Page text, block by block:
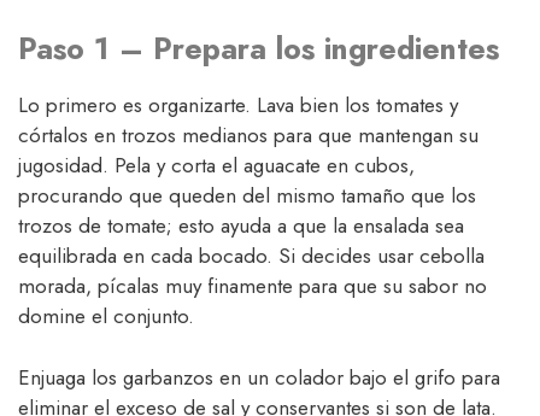
Paso 1 – Prepara los ingredientes
Lo primero es organizarte. Lava bien los tomates y
córtalos en trozos medianos para que mantengan su
jugosidad. Pela y corta el aguacate en cubos,
procurando que queden del mismo tamaño que los
trozos de tomate; esto ayuda a que la ensalada sea
equilibrada en cada bocado. Si decides usar cebolla
morada, pícalas muy finamente para que su sabor no
domine el conjunto.
Enjuaga los garbanzos en un colador bajo el grifo para
eliminar el exceso de sal y conservantes si son de lata.